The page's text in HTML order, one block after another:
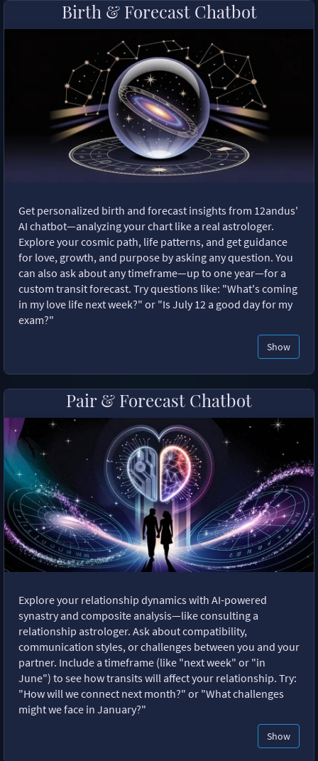
Birth & Forecast Chatbot
Get personalized birth and forecast insights from 12andus'
AI chatbot—analyzing your chart like a real astrologer.
Explore your cosmic path, life patterns, and get guidance
for love, growth, and purpose by asking any question. You
can also ask about any timeframe—up to one year—for a
custom transit forecast. Try questions like: "What's coming
in my love life next week?" or "Is July 12 a good day for my
exam?"
Show
Pair & Forecast Chatbot
Explore your relationship dynamics with AI-powered
synastry and composite analysis—like consulting a
relationship astrologer. Ask about compatibility,
communication styles, or challenges between you and your
partner. Include a timeframe (like "next week" or "in
June") to see how transits will affect your relationship. Try:
"How will we connect next month?" or "What challenges
might we face in January?"
Show